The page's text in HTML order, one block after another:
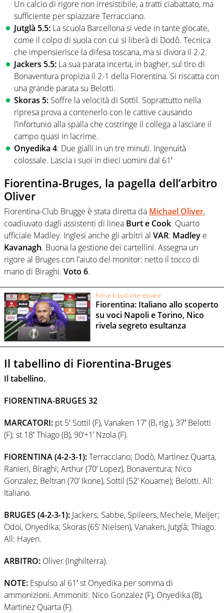
Un calcio di rigore non irresistibile, a tratti ciabattato, ma
sufficiente per spiazzare Terracciano.
Jutglà 5.5: La scuola Barcellona si vede in tante giocate,
come il colpo di suola con cui si liberà di Dodô. Tecnica
che impensierisce la difesa toscana, ma si divora il 2-2.
Jackers 5.5: La sua parata incerta, in bagher, sul tiro di
Bonaventura propizia il 2-1 della Fiorentina. Si riscatta con
una grande parata su Belotti.
Skoras 5: Soffre la velocità di Sottil. Soprattutto nella
ripresa prova a contenerlo con le cattive causando
l’infortunio alla spalla che costringe il collega a lasciare il
campo quasi in lacrime.
Onyedika 4: Due gialli in un tre minuti. Ingenuità
colossale. Lascia i suoi in dieci uomini dal 61′
Fiorentina-Bruges, la pagella dell’arbitro
Oliver
Fiorentina-Club Brugge è stata diretta da Michael Oliver,
coadiuvato dagli assistenti di linea Burt e Cook. Quarto
ufficiale Madley. Inglesi anche gli arbitri al VAR: Madley e
Kavanagh. Buona la gestione dei cartellini. Assegna un
rigore al Bruges con l’aiuto del monitor: netto il tocco di
mano di Biraghi. Voto 6.
Forse ti può interessare
Fiorentina: Italiano allo scoperto
su voci Napoli e Torino, Nico
rivela segreto esultanza
Il tabellino di Fiorentina-Bruges
Il tabellino.
FIORENTINA-BRUGES 32
MARCATORI: pt 5′ Sottil (F), Vanaken 17′ (B, rig.), 37′ Belotti
(F); st 18′ Thiago (B), 90’+1’ Nzola (F).
FIORENTINA (4-2-3-1):Terracciano; Dodò, Martinez Quarta,
Ranieri, Biraghi; Arthur (70’ Lopez), Bonaventura; Nico
Gonzalez, Beltran (70’ Ikone), Sottil (52’ Kouame); Belotti. All:
Italiano.
BRUGES (4-2-3-1): Jackers; Sabbe, Spileers, Mechele, Meijer;
Odoi, Onyedika; Skoras (65’ Nielsen), Vanaken, Jutglà; Thiago.
All: Hayen.
ARBITRO: Oliver (Inghilterra).
NOTE: Espulso al 61′ st Onyedika per somma di
ammonizioni. Ammoniti: Nico Gonzalez (F), Onyedika (B),
Martinez Quarta (F).